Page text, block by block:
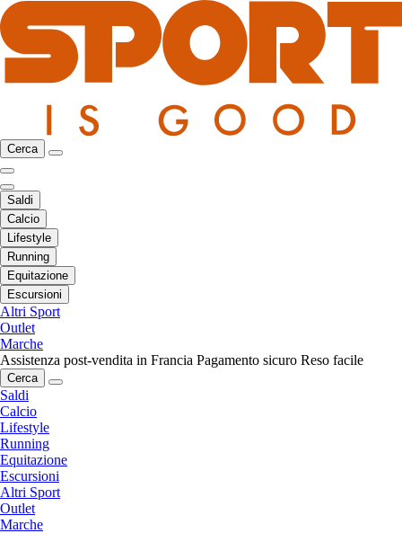
Cerca
Saldi
Calcio
Lifestyle
Running
Equitazione
Escursioni
Altri Sport
Outlet
Marche
Assistenza post-vendita in Francia Pagamento sicuro Reso facile
Cerca
Saldi
Calcio
Lifestyle
Running
Equitazione
Escursioni
Altri Sport
Outlet
Marche